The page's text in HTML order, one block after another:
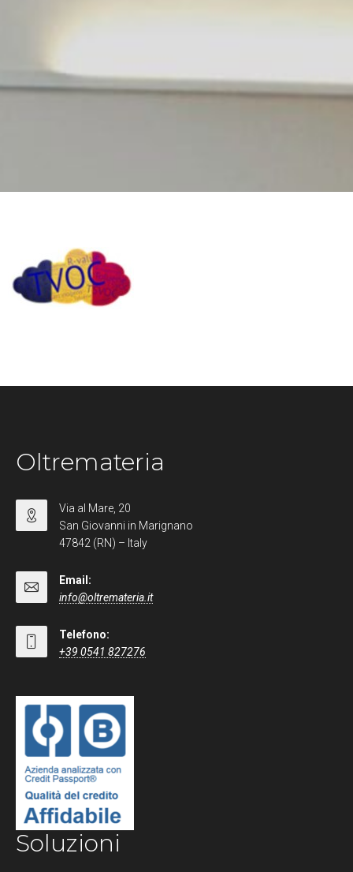
Oltremateria
Via al Mare, 20
San Giovanni in Marignano
47842 (RN) – Italy
Email:
info@oltremateria.it
Telefono:
+39 0541 827276
Soluzioni